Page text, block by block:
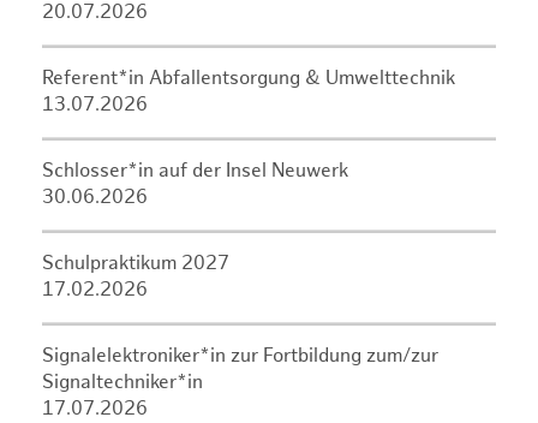
20.07.2026
Referent*in Abfallentsorgung & Umwelttechnik
13.07.2026
Schlosser*in auf der Insel Neuwerk
30.06.2026
Schulpraktikum 2027
17.02.2026
Signalelektroniker*in zur Fortbildung zum/zur
Signaltechniker*in
17.07.2026